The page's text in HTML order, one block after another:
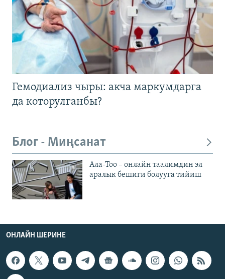
Гемодиализ чыры: акча маркумдарга
да которулганбы?
Блог - Миңсанат
Ала-Тоо – онлайн таалимдин эл
аралык бешиги болууга тийиш
ОНЛАЙН ШЕРИНЕ